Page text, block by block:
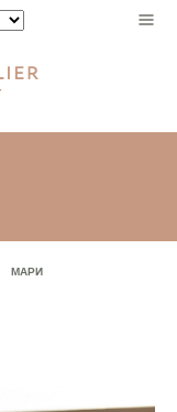
МАРИ